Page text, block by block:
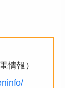
情報）